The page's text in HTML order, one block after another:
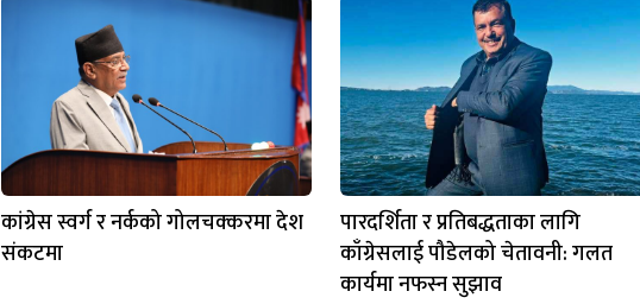
कांग्रेस स्वर्ग र नर्कको गोलचक्करमा देश
संकटमा
पारदर्शिता र प्रतिबद्धताका लागि
काँग्रेसलाई पौडेलको चेतावनी: गलत
कार्यमा नफस्न सुझाव